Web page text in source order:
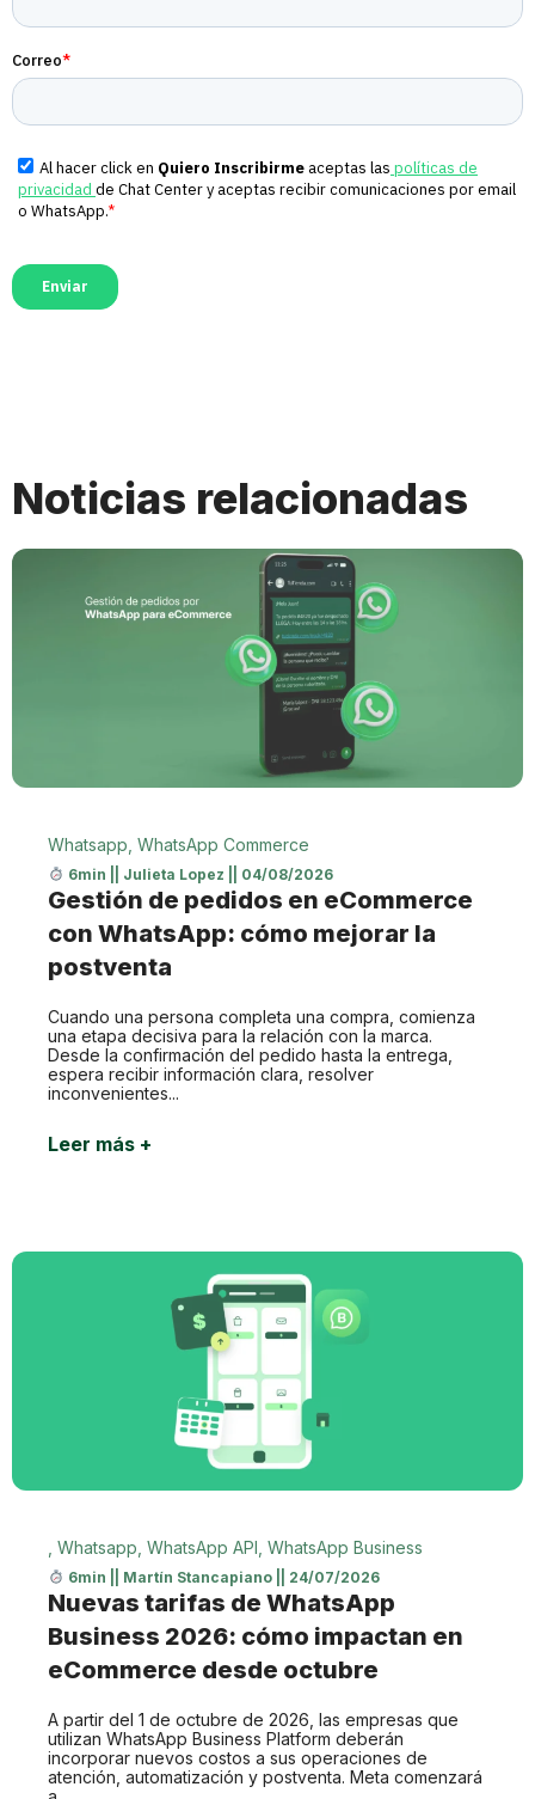
Noticias relacionadas
Whatsapp WhatsApp Commerce
6min Julieta Lopez 04/08/2026
Gestión de pedidos en eCommerce
con WhatsApp: cómo mejorar la
postventa
Cuando una persona completa una compra, comienza
una etapa decisiva para la relación con la marca.
Desde la confirmación del pedido hasta la entrega,
espera recibir información clara, resolver
inconvenientes...
Leer más +
Whatsapp WhatsApp API WhatsApp Business
6min Martín Stancapiano 24/07/2026
Nuevas tarifas de WhatsApp
Business 2026: cómo impactan en
eCommerce desde octubre
A partir del 1 de octubre de 2026, las empresas que
utilizan WhatsApp Business Platform deberán
incorporar nuevos costos a sus operaciones de
atención, automatización y postventa. Meta comenzará